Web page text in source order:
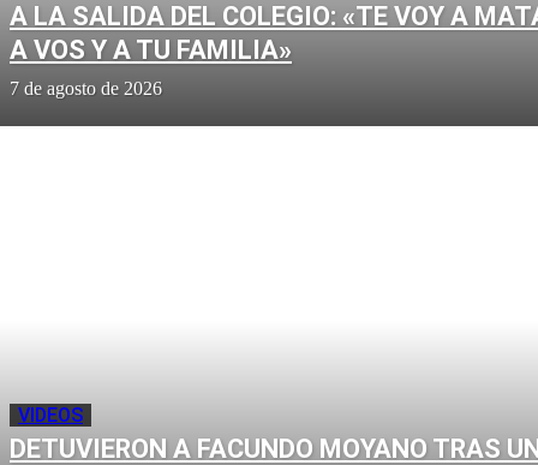
A LA SALIDA DEL COLEGIO: «TE VOY A
A VOS Y A TU FAMILIA»
7 de agosto de 2026
VIDEOS
DETUVIERON A FACUNDO MOYANO TRAS